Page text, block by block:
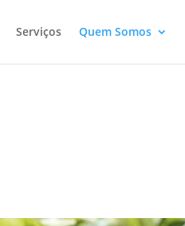
Serviços Quem Somos